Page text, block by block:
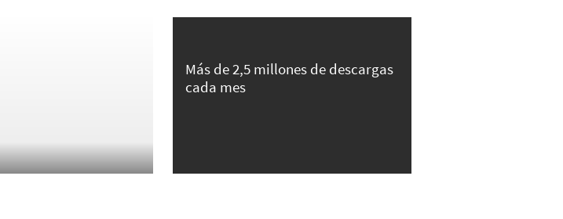
Más de 2,5 millones de descargas
cada mes